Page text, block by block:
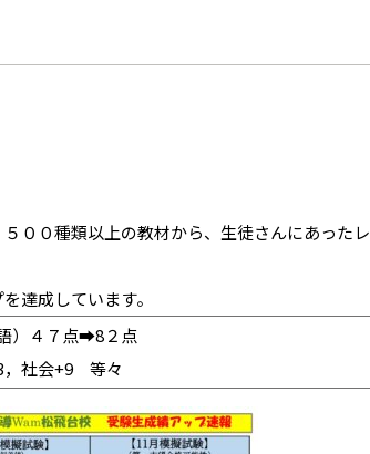
００種類以上の教材から、生徒さんにあった
達成しています。
）４７点➡8２点
，社会+9 等々